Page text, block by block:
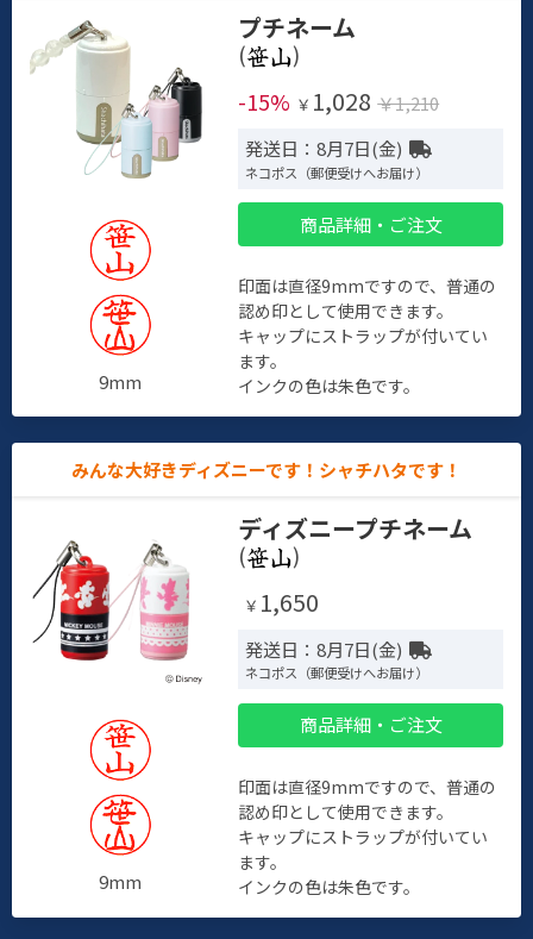
9mm
プチネーム
(
)
-15% ￥ 1,028 ￥1,210
発送日：8月7日(金)
ネコポス（郵便受けへお届け）
商品詳細・ご注文
印面は直径9mmですので、普通の
認め印として使用できます。
キャップにストラップが付いてい
ます。
インクの色は朱色です。
みんな大好きディズニーです！シャチハタです！
9mm
ディズニープチネーム
( )
￥ 1,650
発送日：8月7日(金)
ネコポス（郵便受けへお届け）
商品詳細・ご注文
印面は直径9mmですので、普通の
認め印として使用できます。
キャップにストラップが付いてい
ます。
インクの色は朱色です。